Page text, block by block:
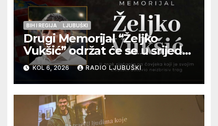
BIH I REGIJA LJUBUŠKI
Drugi Memorijal “Željko
Vukšić” održat će se u srijedu
12. kolovoza u Otoku
KOL 6, 2026 RADIO LJUBUŠKI